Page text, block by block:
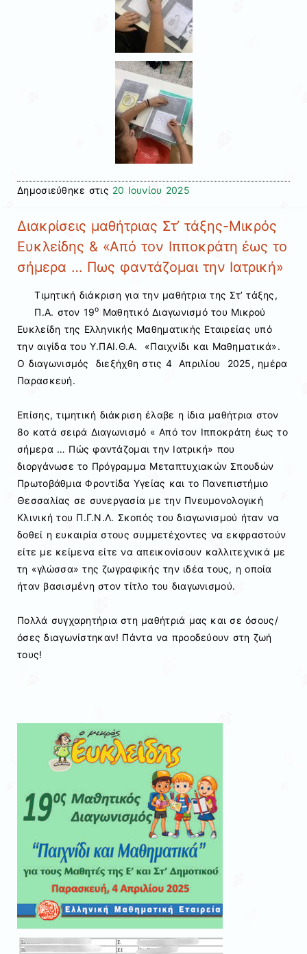
Δημοσιεύθηκε στις 20 Ιουνίου 2025
Διακρίσεις μαθήτριας Στ’ τάξης-Μικρός
Ευκλείδης & «Από τον Ιπποκράτη έως το
σήμερα … Πως φαντάζομαι την Ιατρική»
Τιμητική διάκριση για την μαθήτρια της Στ’ τάξης,
Π.Α. στον 19ο Μαθητικό Διαγωνισμό του Μικρού
Ευκλείδη της Ελληνικής Μαθηματικής Εταιρείας υπό
την αιγίδα του Υ.ΠΑΙ.Θ.Α. «Παιχνίδι και Μαθηματικά».
Ο διαγωνισμός διεξήχθη στις 4 Απριλίου 2025, ημέρα
Παρασκευή.
Επίσης, τιμητική διάκριση έλαβε η ίδια μαθήτρια στον
8ο κατά σειρά Διαγωνισμό « Από τον Ιπποκράτη έως το
σήμερα … Πώς φαντάζομαι την Ιατρική» που
διοργάνωσε το Πρόγραμμα Μεταπτυχιακών Σπουδών
Πρωτοβάθμια Φροντίδα Υγείας και το Πανεπιστήμιο
Θεσσαλίας σε συνεργασία με την Πνευμονολογική
Κλινική του Π.Γ.Ν.Λ. Σκοπός του διαγωνισμού ήταν να
δοθεί η ευκαιρία στους συμμετέχοντες να εκφραστούν
είτε με κείμενα είτε να απεικονίσουν καλλιτεχνικά με
τη «γλώσσα» της ζωγραφικής την ιδέα τους, η οποία
ήταν βασισμένη στον τίτλο του διαγωνισμού.
Πολλά συγχαρητήρια στη μαθήτριά μας και σε όσους/
όσες διαγωνίστηκαν! Πάντα να προοδεύουν στη ζωή
τους!